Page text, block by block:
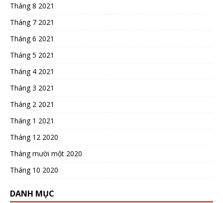
Tháng 8 2021
Tháng 7 2021
Tháng 6 2021
Tháng 5 2021
Tháng 4 2021
Tháng 3 2021
Tháng 2 2021
Tháng 1 2021
Tháng 12 2020
Tháng mười một 2020
Tháng 10 2020
DANH MỤC